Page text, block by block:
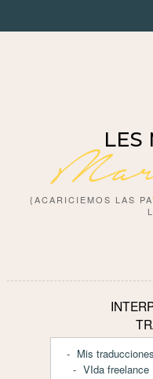
LES
{ACARICIEMOS LAS
Mis traducciones
VIda freelance